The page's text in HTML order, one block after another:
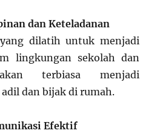
dan Keteladanan
yang dilatih untuk menjadi
lingkungan sekolah dan
terbiasa menjadi
dan bijak di rumah.
Efektif